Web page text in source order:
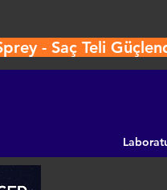
- Saç Teli